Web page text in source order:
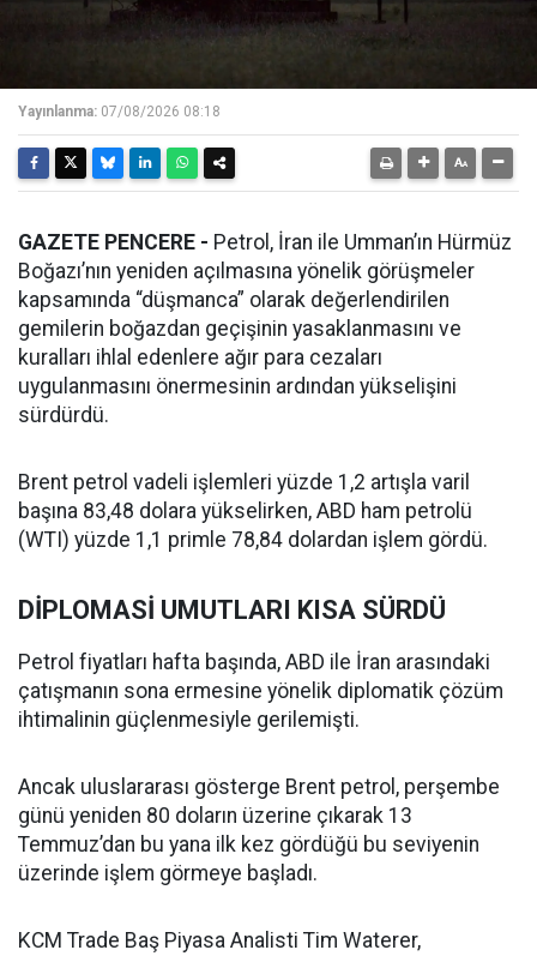
Yayınlanma: 07/08/2026 08:18
GAZETE PENCERE - Petrol, İran ile Umman’ın Hürmüz
Boğazı’nın yeniden açılmasına yönelik görüşmeler
kapsamında “düşmanca” olarak değerlendirilen
gemilerin boğazdan geçişinin yasaklanmasını ve
kuralları ihlal edenlere ağır para cezaları
uygulanmasını önermesinin ardından yükselişini
sürdürdü.
Brent petrol vadeli işlemleri yüzde 1,2 artışla varil
başına 83,48 dolara yükselirken, ABD ham petrolü
(WTI) yüzde 1,1 primle 78,84 dolardan işlem gördü.
DİPLOMASİ UMUTLARI KISA SÜRDÜ
Petrol fiyatları hafta başında, ABD ile İran arasındaki
çatışmanın sona ermesine yönelik diplomatik çözüm
ihtimalinin güçlenmesiyle gerilemişti.
Ancak uluslararası gösterge Brent petrol, perşembe
günü yeniden 80 doların üzerine çıkarak 13
Temmuz’dan bu yana ilk kez gördüğü bu seviyenin
üzerinde işlem görmeye başladı.
KCM Trade Baş Piyasa Analisti Tim Waterer,